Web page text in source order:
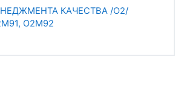
КАЧЕСТВА /О2/
О2М92